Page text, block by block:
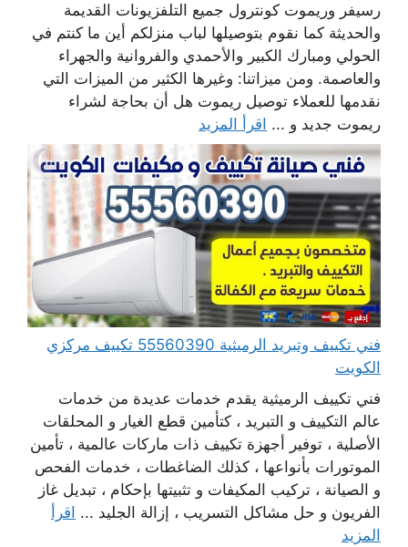
رسيفر وريموت كونترول جميع التلفزيونات القديمة
والحديثة كما نقوم بتوصيلها لباب منزلكم أين ما كنتم في
الحولي ومبارك الكبير والأحمدي والفروانية والجهراء
والعاصمة. ومن ميزاتنا: وغيرها الكثير من الميزات التي
نقدمها للعملاء توصيل ريموت هل أن بحاجة لشراء
ريموت جديد و ... اقرأ المزيد
فني تكييف وتبريد الرميثية 55560390 تكييف مركزي
الكويت
فني تكييف الرميثية يقدم خدمات عديدة من خدمات
عالم التكييف و التبريد ، كتأمين قطع الغيار و المحلقات
الأصلية ، توفير أجهزة تكييف ذات ماركات عالمية ، تأمين
الموتورات بأنواعها ، كذلك الضاغطات ، خدمات الفحص
و الصيانة ، تركيب المكيفات و تثبيتها بإحكام ، تبديل غاز
الفريون و حل مشاكل التسريب ، إزالة الجليد ... اقرأ
المزيد